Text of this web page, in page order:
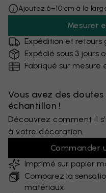
Ajoutez 6–10 cm à la
Mesurer
Expédition et retours
Expédié sous 3 jours
Fabriqué sur mesure
Vous avez des
échantillon !
Découvrez comment il
à votre décoration.
Commander
Imprimé sur papier
Comparez la
matériaux